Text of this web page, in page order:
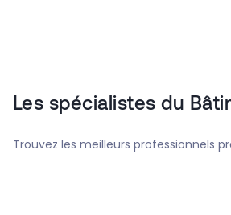
Les spécialistes du
Trouvez les meilleurs professionnels